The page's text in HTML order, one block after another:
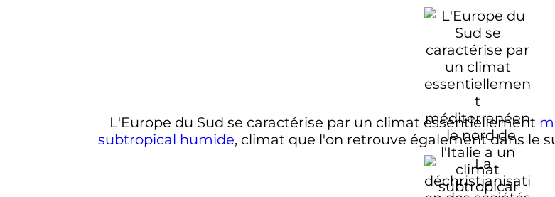
L'Europe du Sud se caractérise par un climat essentiellement
subtropical humide, climat que l'on retrouve également dans le